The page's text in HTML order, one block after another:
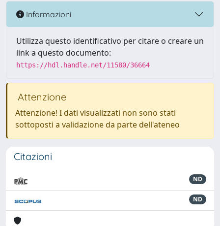
Informazioni
Utilizza questo identificativo per citare o creare un
link a questo documento:
https://hdl.handle.net/11580/36664
Attenzione
Attenzione! I dati visualizzati non sono stati
sottoposti a validazione da parte dell'ateneo
Citazioni
ND
ND